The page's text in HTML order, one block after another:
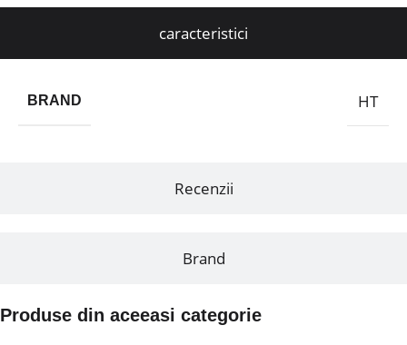
caracteristici
Recenzii
Brand
BRAND HT
Produse din aceeasi categorie